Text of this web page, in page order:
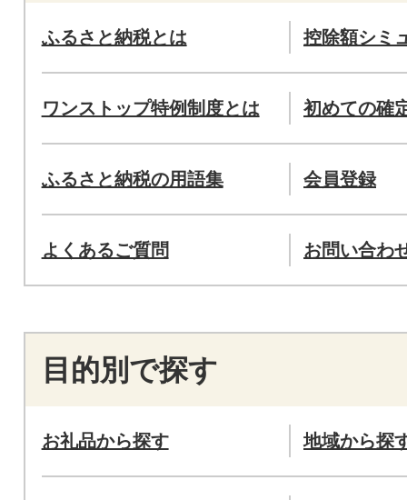
ふるさと納税とは 控除額シミ
ワンストップ特例制度とは 初めての確
ふるさと納税の用語集 会員登録
よくあるご質問 お問い合わ
目的別で探す
お礼品から探す 地域から探